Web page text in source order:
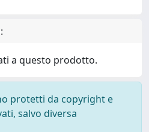
a questo prodotto.
protetti da copyright e
salvo diversa